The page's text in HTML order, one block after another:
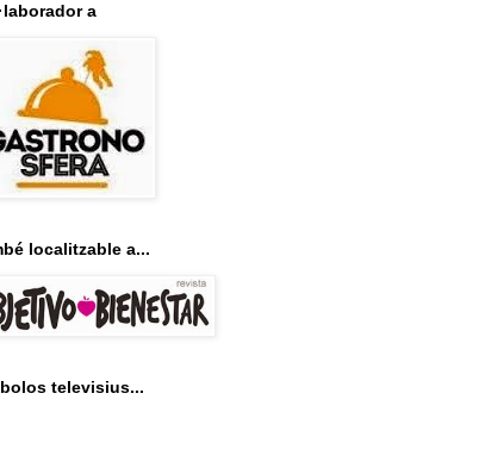
a
localitzable a...
televisius...